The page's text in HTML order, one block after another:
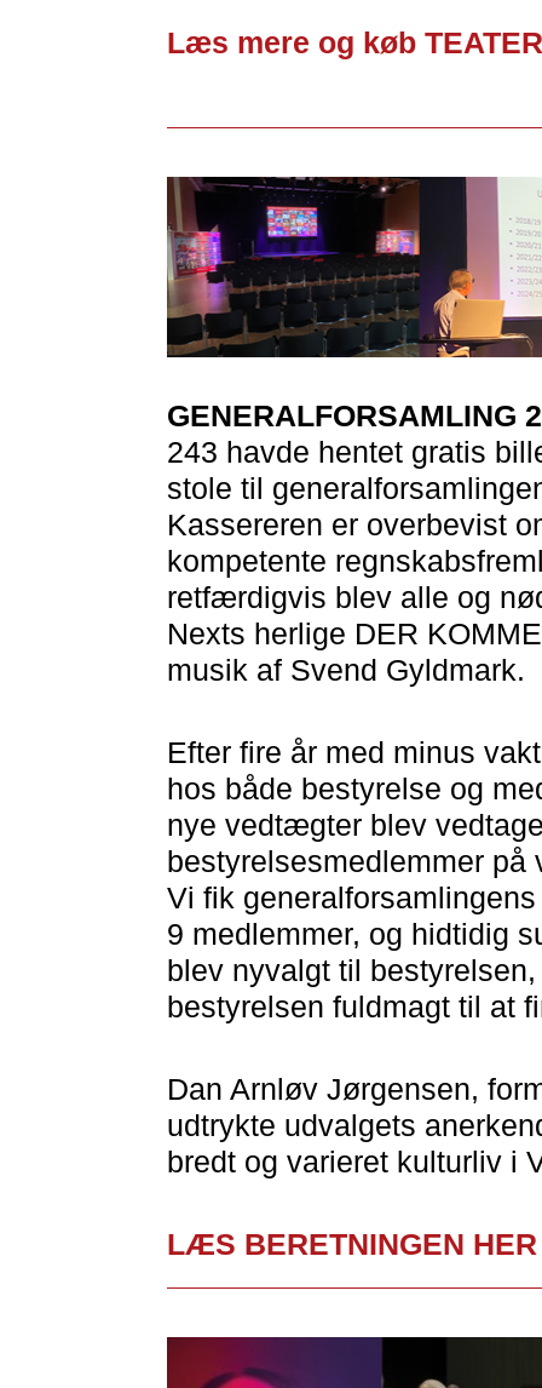
Læs mere og køb
GENERALFORSAMLING
243 havde hentet gratis
stole til
Kassereren er overbevist
kompetente
retfærdigvis blev alle og
Nexts herlige DER
musik af Svend Gyldmark.
Efter fire år med minus
hos både bestyrelse og
nye vedtægter blev
bestyrelsesmedlemmer på
Vi fik
9 medlemmer, og hidtidig
blev nyvalgt til
bestyrelsen fuldmagt til at
Dan Arnløv Jørgensen,
udtrykte udvalgets
bredt og varieret kulturliv i
LÆS BERETNINGEN HER